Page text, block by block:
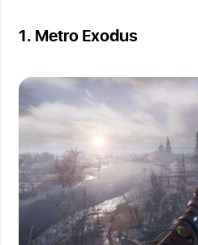
1. Metro Exodus